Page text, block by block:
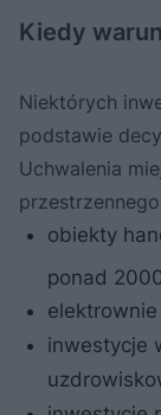
Kiedy
Niektórych
podstawie
Uchwalenia
obiekty
ponad
inwestycje